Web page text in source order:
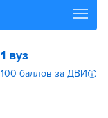
1 вуз
100 баллов за ДВИ